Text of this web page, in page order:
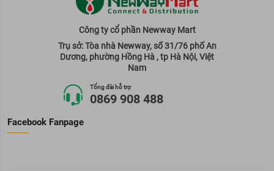
Công ty cổ phần Newway Mart
Trụ sở: Tòa nhà Newway, số 31/76 phố An
Dương, phường Hồng Hà , tp Hà Nội, Việt
Nam
Tổng đài hỗ trợ
0869 908 488
Facebook Fanpage